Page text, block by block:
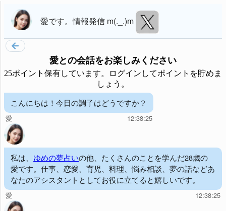
愛です。情報発信 m(._.)m
愛との会話をお楽しみください
25ポイント保有しています。ログインしてポイントを貯めま
しょう。
こんにちは！今日の調子はどうですか？
愛 12:38:25
私は、 ゆめの夢占いの他、たくさんのことを学んだ28歳の
愛です。仕事、恋愛、育児、料理、悩み相談、夢の話などあ
なたのアシスタントとしてお役に立てると嬉しいです。
愛 12:38:25